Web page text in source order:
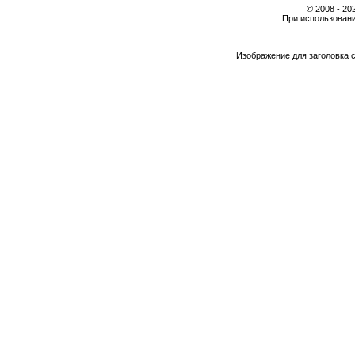
© 2008 -
При
Изображение для